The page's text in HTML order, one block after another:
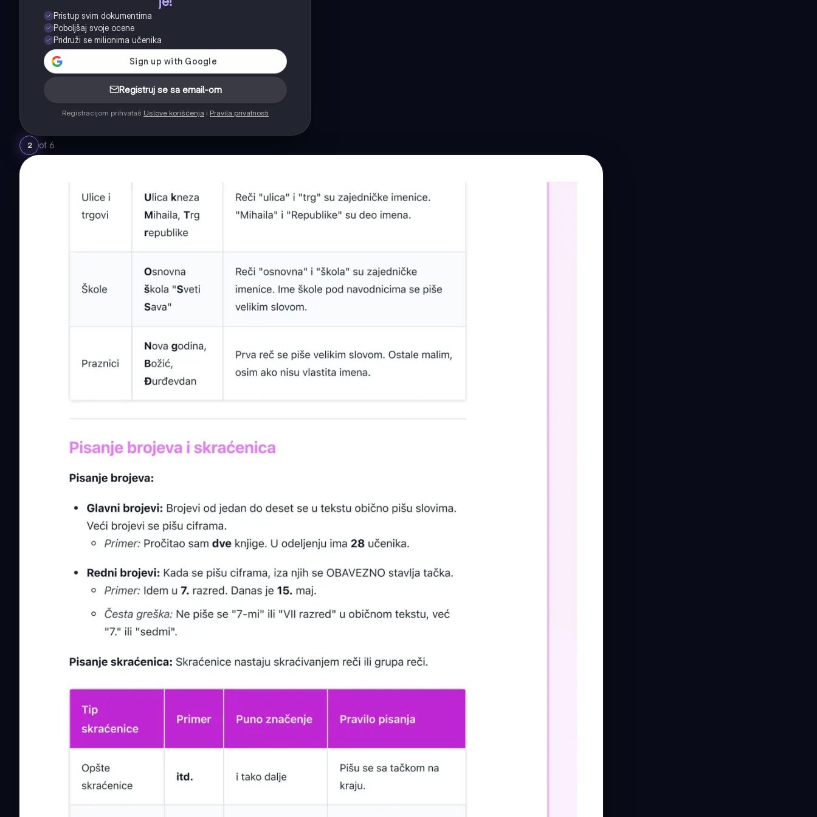
Pristup svim dokumentima
Poboljšaj svoje ocene
Pridruži se milionima učenika
Registruj se sa email-om
Registracijom prihvataš Uslove korišćenja i Pravila privatnosti
2 of 6